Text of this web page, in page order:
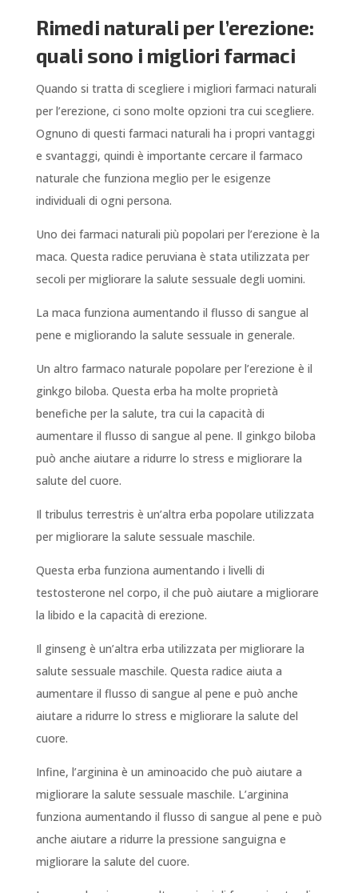
Rimedi naturali per l’erezione:
quali sono i migliori farmaci
Quando si tratta di scegliere i migliori farmaci naturali
per l’erezione, ci sono molte opzioni tra cui scegliere.
Ognuno di questi farmaci naturali ha i propri vantaggi
e svantaggi, quindi è importante cercare il farmaco
naturale che funziona meglio per le esigenze
individuali di ogni persona.
Uno dei farmaci naturali più popolari per l’erezione è la
maca. Questa radice peruviana è stata utilizzata per
secoli per migliorare la salute sessuale degli uomini.
La maca funziona aumentando il flusso di sangue al
pene e migliorando la salute sessuale in generale.
Un altro farmaco naturale popolare per l’erezione è il
ginkgo biloba. Questa erba ha molte proprietà
benefiche per la salute, tra cui la capacità di
aumentare il flusso di sangue al pene. Il ginkgo biloba
può anche aiutare a ridurre lo stress e migliorare la
salute del cuore.
Il tribulus terrestris è un’altra erba popolare utilizzata
per migliorare la salute sessuale maschile.
Questa erba funziona aumentando i livelli di
testosterone nel corpo, il che può aiutare a migliorare
la libido e la capacità di erezione.
Il ginseng è un’altra erba utilizzata per migliorare la
salute sessuale maschile. Questa radice aiuta a
aumentare il flusso di sangue al pene e può anche
aiutare a ridurre lo stress e migliorare la salute del
cuore.
Infine, l’arginina è un aminoacido che può aiutare a
migliorare la salute sessuale maschile. L’arginina
funziona aumentando il flusso di sangue al pene e può
anche aiutare a ridurre la pressione sanguigna e
migliorare la salute del cuore.